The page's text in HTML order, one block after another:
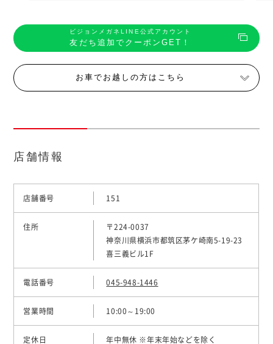
ビジョンメガネLINE公式アカウント
友だち追加でクーポンGET！
お車でお越しの方はこちら
店舗情報
店舗番号 151
住所
〒224-0037
神奈川県横浜市都筑区茅ケ崎南5-19-23
喜三義ビル1F
電話番号 045-948-1446
営業時間 10:00～19:00
定休日 年中無休 ※年末年始などを除く